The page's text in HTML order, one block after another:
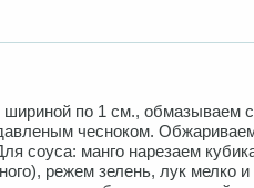
по 1 см., обмазываем
чесноком.
соуса: манго нарезаем
режем зелень, лук мелко и